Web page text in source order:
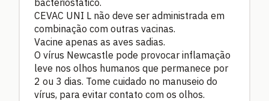
CEVAC UNI L não deve ser administrada em
combinação com outras vacinas.
Vacine apenas as aves sadias.
O vírus Newcastle pode provocar inflamação
leve nos olhos humanos que permanece por
2 ou 3 dias. Tome cuidado no manuseio do
vírus, para evitar contato com os olhos.